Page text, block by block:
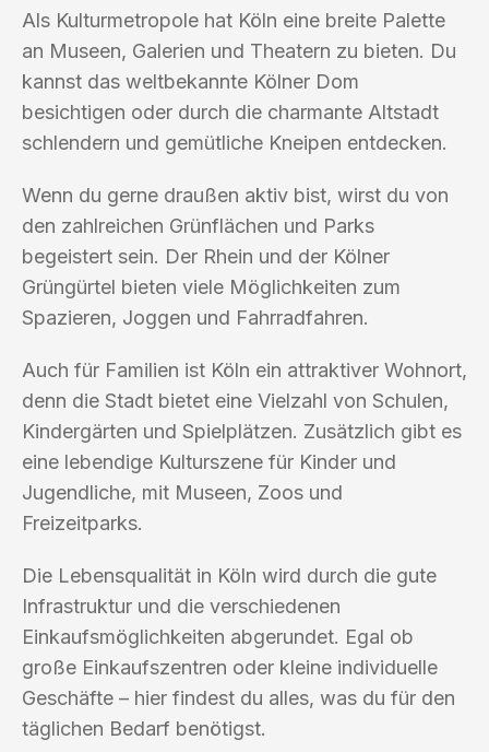
Als Kulturmetropole hat Köln eine breite Palette
an Museen, Galerien und Theatern zu bieten. Du
kannst das weltbekannte Kölner Dom
besichtigen oder durch die charmante Altstadt
schlendern und gemütliche Kneipen entdecken.
Wenn du gerne draußen aktiv bist, wirst du von
den zahlreichen Grünflächen und Parks
begeistert sein. Der Rhein und der Kölner
Grüngürtel bieten viele Möglichkeiten zum
Spazieren, Joggen und Fahrradfahren.
Auch für Familien ist Köln ein attraktiver Wohnort,
denn die Stadt bietet eine Vielzahl von Schulen,
Kindergärten und Spielplätzen. Zusätzlich gibt es
eine lebendige Kulturszene für Kinder und
Jugendliche, mit Museen, Zoos und
Freizeitparks.
Die Lebensqualität in Köln wird durch die gute
Infrastruktur und die verschiedenen
Einkaufsmöglichkeiten abgerundet. Egal ob
große Einkaufszentren oder kleine individuelle
Geschäfte – hier findest du alles, was du für den
täglichen Bedarf benötigst.